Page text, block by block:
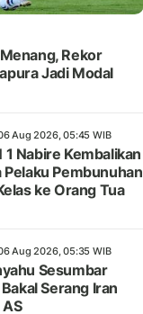
Rekor
Jadi Modal
Aug 2026, 05:45 WIB
1 Nabire Kembalikan
Pelaku Pembunuhan
ke Orang Tua
Aug 2026, 05:35 WIB
Sesumbar
Serang Iran